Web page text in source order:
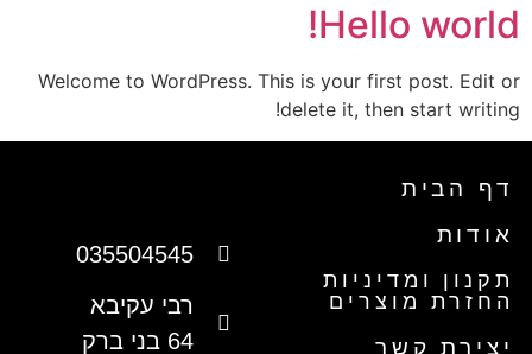
Hello world!
Welcome to WordPress. This is your first post. Edit or
delete it, then start writing!
דף הבית
אודות
תקנון ומדיניות
החזרת מוצרים
יצירת קשר
035504545
רבי עקיבא
64 בני ברק